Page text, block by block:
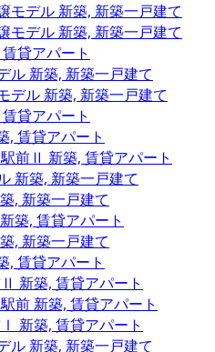
モデル 新築, 新築一戸建て
モデル 新築, 新築一戸建て
貸アパート
ル 新築, 新築一戸建て
デル 新築, 新築一戸建て
貸アパート
, 賃貸アパート
前Ⅱ 新築, 賃貸アパート
新築, 新築一戸建て
, 新築一戸建て
新築, 賃貸アパート
, 新築一戸建て
, 賃貸アパート
新築, 賃貸アパート
前 新築, 賃貸アパート
新築, 賃貸アパート
ル 新築, 新築一戸建て